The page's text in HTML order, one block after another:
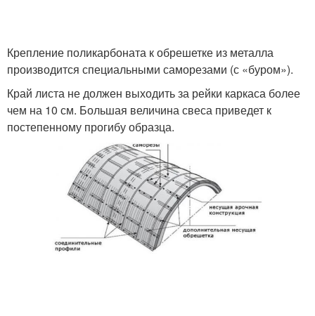
Крепление поликарбоната к обрешетке из металла
производится специальными саморезами (с «буром»).
Край листа не должен выходить за рейки каркаса более
чем на 10 см. Большая величина свеса приведет к
постепенному прогибу образца.